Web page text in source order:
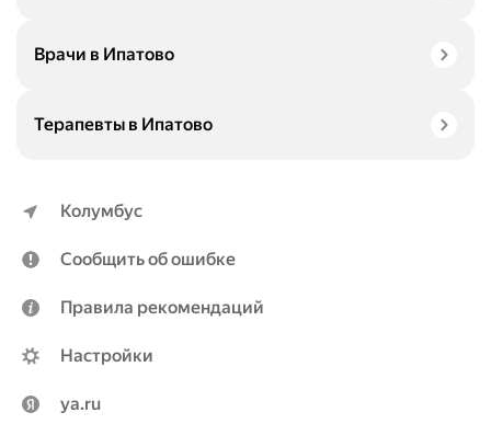
Врачи в Ипатово
Терапевты в Ипатово
Колумбус
Сообщить об ошибке
Правила рекомендаций
Настройки
ya.ru